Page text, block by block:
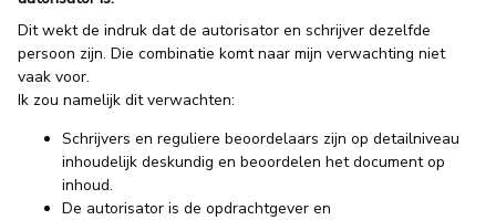
Dit wekt de indruk dat de autorisator en schrijver dezelfde
persoon zijn. Die combinatie komt naar mijn verwachting niet
vaak voor.
Ik zou namelijk dit verwachten:
Schrijvers en reguliere beoordelaars zijn op detailniveau
inhoudelijk deskundig en beoordelen het document op
inhoud.
De autorisator is de opdrachtgever en